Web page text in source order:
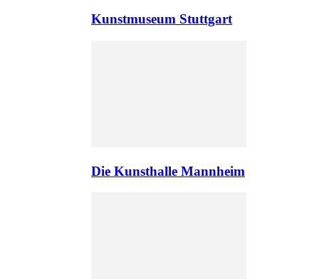
Kunstmuseum Stuttgart
Die Kunsthalle Mannheim